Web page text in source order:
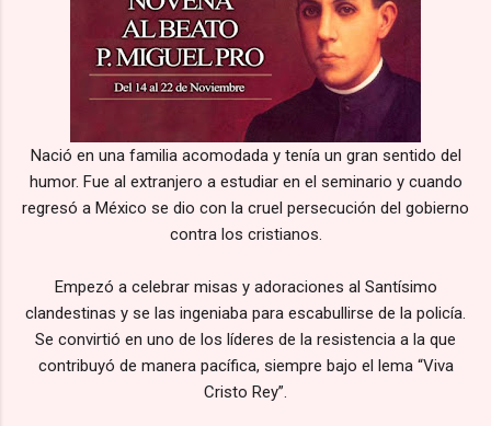
Nació en una familia acomodada y tenía un gran sentido del
humor. Fue al extranjero a estudiar en el seminario y cuando
regresó a México se dio con la cruel persecución del gobierno
contra los cristianos.
Empezó a celebrar misas y adoraciones al Santísimo
clandestinas y se las ingeniaba para escabullirse de la policía.
Se convirtió en uno de los líderes de la resistencia a la que
contribuyó de manera pacífica, siempre bajo el lema “Viva
Cristo Rey”.